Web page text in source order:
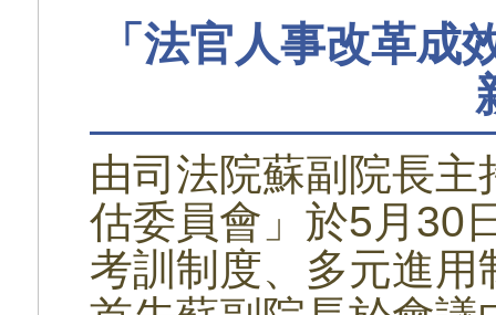
「法官人事改革成
由司法院蘇副院長
估委員會」於5月30
考訓制度、多元進